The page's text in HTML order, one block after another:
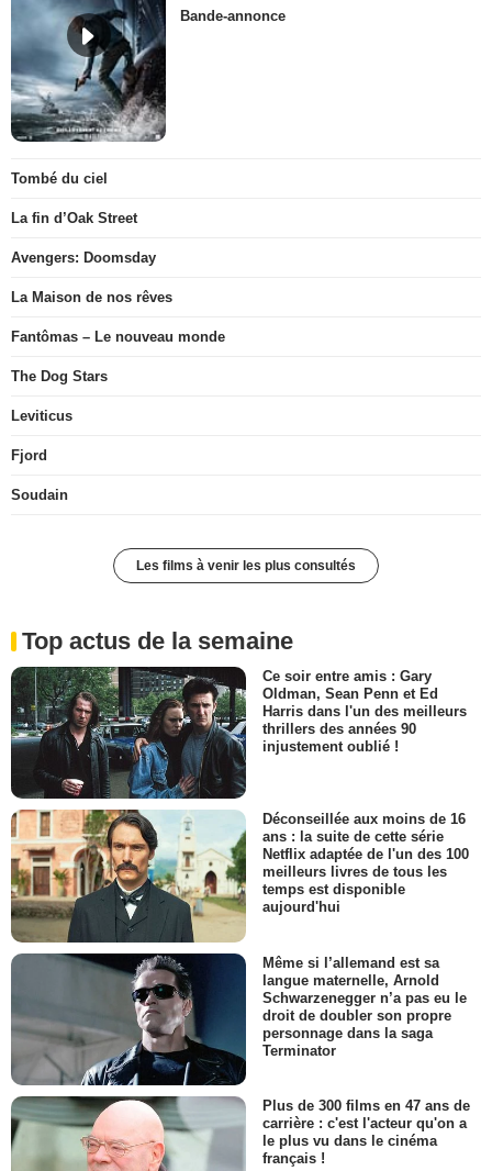
Bande-annonce
Tombé du ciel
La fin d’Oak Street
Avengers: Doomsday
La Maison de nos rêves
Fantômas – Le nouveau monde
The Dog Stars
Leviticus
Fjord
Soudain
Les films à venir les plus consultés
Top actus de la semaine
Ce soir entre amis : Gary
Oldman, Sean Penn et Ed
Harris dans l'un des meilleurs
thrillers des années 90
injustement oublié !
Déconseillée aux moins de 16
ans : la suite de cette série
Netflix adaptée de l'un des 100
meilleurs livres de tous les
temps est disponible
aujourd'hui
Même si l’allemand est sa
langue maternelle, Arnold
Schwarzenegger n’a pas eu le
droit de doubler son propre
personnage dans la saga
Terminator
Plus de 300 films en 47 ans de
carrière : c'est l'acteur qu'on a
le plus vu dans le cinéma
français !